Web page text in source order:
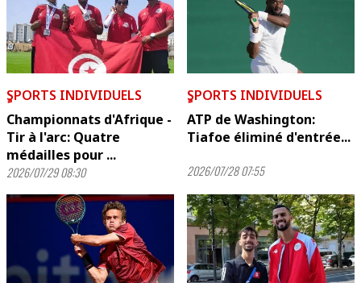
ٍSPORTS INDIVIDUELS
Championnats d'Afrique -
Tir à l'arc: Quatre
médailles pour ...
2026/07/29 08:30
ٍSPORTS INDIVIDUELS
ATP de Washington:
Tiafoe éliminé d'entrée...
2026/07/28 07:55